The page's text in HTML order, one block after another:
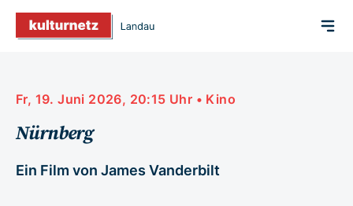
Fr, 19. Juni 2026, 20:15 Uhr • Kino
Nürnberg
Ein Film von James Vanderbilt